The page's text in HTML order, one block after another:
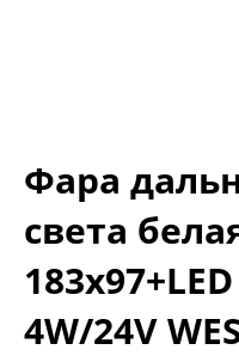
Фара
света
4W/24V